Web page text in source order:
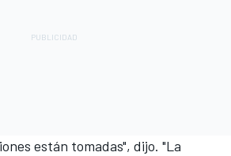
están tomadas", dijo. "La